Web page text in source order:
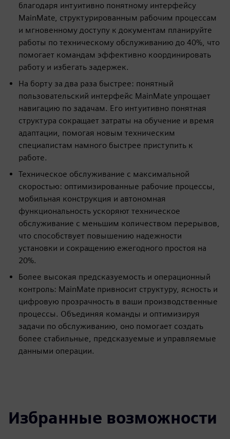
благодаря интуитивно понятному интерфейсу
MainMate, структурированным рабочим процессам
и мгновенному доступу к документам планируйте
работы по техническому обслуживанию до 40%, что
помогает командам эффективно координировать
работу и избегать задержек.
На борту за два раза быстрее: понятный
пользовательский интерфейс MainMate упрощает
навигацию по задачам. Его интуитивно понятная
структура сокращает затраты на обучение и время
адаптации, помогая новым техническим
специалистам намного быстрее приступить к
работе.
Техническое обслуживание с максимальной
скоростью: оптимизированные рабочие процессы,
мобильная конструкция и автономная
функциональность ускоряют техническое
обслуживание с меньшим количеством перерывов,
что способствует повышению надежности
установки и сокращению ежегодного простоя на
20%.
Более высокая предсказуемость и операционный
контроль: MainMate привносит структуру, ясность и
цифровую прозрачность в ваши производственные
процессы. Объединяя команды и оптимизируя
задачи по обслуживанию, оно помогает создать
более стабильные, предсказуемые и управляемые
данными операции.
Избранные возможности